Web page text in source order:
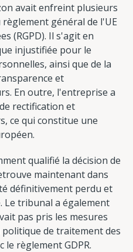
avait enfreint plusieurs
général de l'UE
(RGPD). Il s'agit en
injustifiée pour le
ainsi que de la
et
En outre, l'entreprise a
rectification et
ce qui constitue une
qualifié la décision de
maintenant dans
définitivement perdu et
Le tribunal a également
pas pris les mesures
de traitement des
le règlement GDPR.